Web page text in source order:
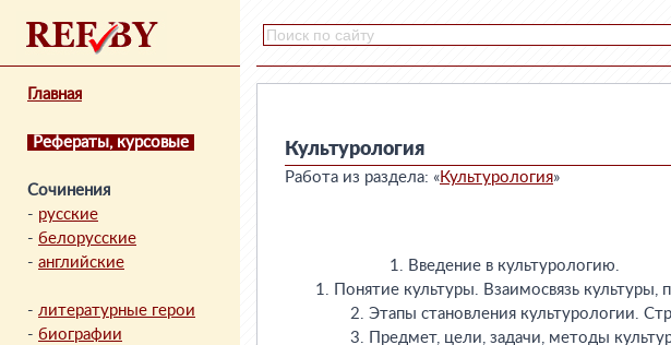
Главная
Рефераты, курсовые
Сочинения
- русские
- белорусские
- английские
- литературные герои
- биографии
Культурология
Работа из раздела: «Культурология»